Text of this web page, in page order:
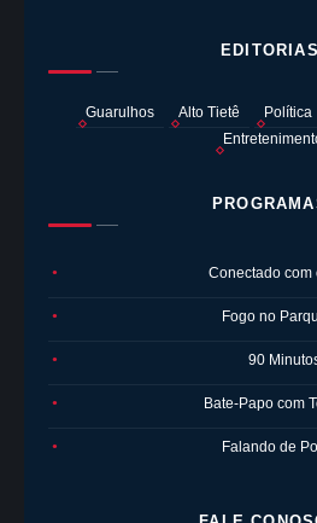
EDITORIAS
Guarulhos Alto Tietê Política
● Conectado com
● Fogo no
● 90
● Bate-Papo com
● Falando de